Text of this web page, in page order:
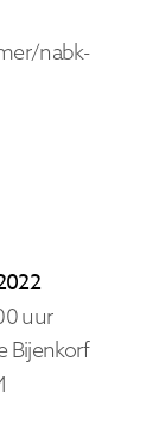
nabk-
uur
Bijenkorf